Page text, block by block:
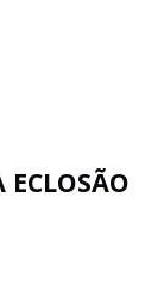
ECLOSÃO